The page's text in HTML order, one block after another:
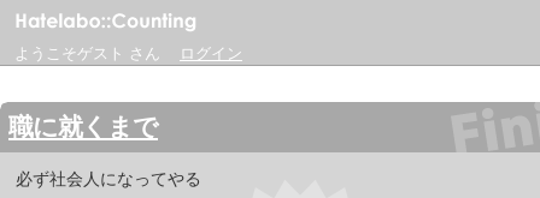
ようこそゲスト さん ログイン
職に就くまで
必ず社会人になってやる